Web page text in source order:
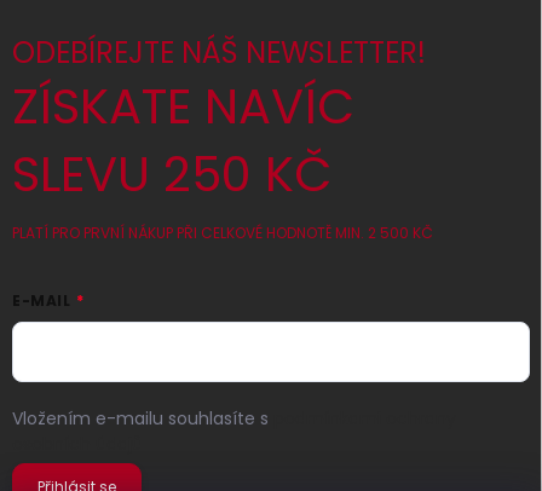
ODEBÍREJTE NÁŠ NEWSLETTER!
ZÍSKATE NAVÍC
SLEVU 250 KČ
PLATÍ PRO PRVNÍ NÁKUP PŘI CELKOVÉ HODNOTĚ MIN. 2 500 KČ
E-MAIL
Vložením e-mailu souhlasíte s
Přihlásit se